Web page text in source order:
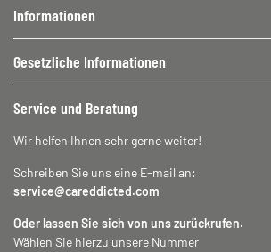
Informationen
Gesetzliche Informationen
Service und Beratung
Wir helfen Ihnen sehr gerne weiter!
Schreiben Sie uns eine E-mail an:
service@careddicted.com
Oder lassen Sie sich von uns zurückrufen.
Wählen Sie hierzu unsere Nummer